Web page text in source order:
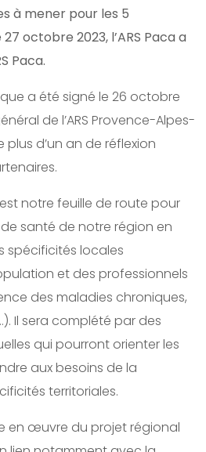
à mener pour les 5
octobre 2023, l’ARS Paca a
Paca.
a été signé le 26 octobre
de l’ARS Provence-Alpes-
plus d’un an de réflexion
notre feuille de route pour
santé de notre région en
spécificités locales
et des professionnels
des maladies chroniques,
Il sera complété par des
qui pourront orienter les
aux besoins de la
territoriales.
en œuvre du projet régional